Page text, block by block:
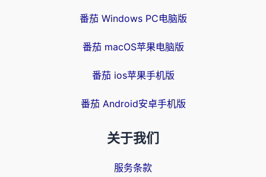
番茄 Windows PC电脑版
番茄 macOS苹果电脑版
番茄 ios苹果手机版
番茄 Android安卓手机版
关于我们
服务条款